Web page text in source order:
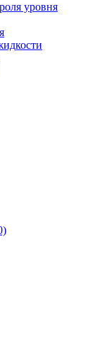
уровня